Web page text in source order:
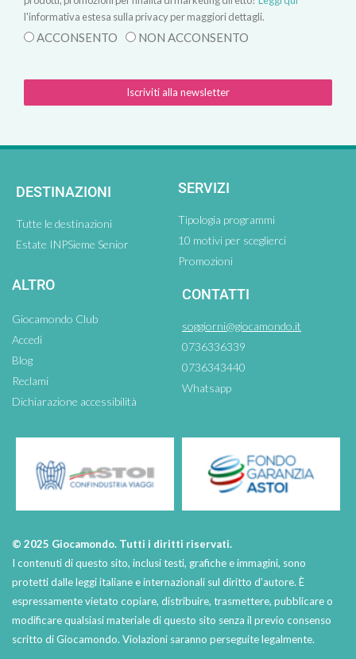
l'informativa estesa sulla privacy per maggiori dettagli.
ACCONSENTO NON ACCONSENTO
Iscriviti alla newsletter
DESTINAZIONI
Tutte le destinazioni
Estate INPSieme Senior
SERVIZI
Tipologia programmi
10 motivi per sceglierci
Promozioni
ALTRO
Giocamondo Club
Accedi
Blog
Reclami
Dichiarazione accessibilità
CONTATTI
soggiorni@giocamondo.it
0736336339
0736343440
Whatsapp
© 2025 Giocamondo. Tutti i diritti riservati.
I contenuti di questo sito, inclusi testi, grafiche e immagini, sono
protetti dalle leggi italiane e internazionali sul diritto d’autore. È
espressamente vietato copiare, distribuire, trasmettere, pubblicare o
modificare qualsiasi materiale di questo sito senza il previo consenso
scritto di Giocamondo. Violazioni saranno perseguite legalmente.